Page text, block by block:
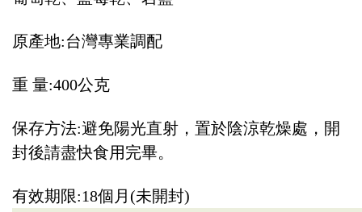
原產地:台灣專業調配
重 量:400公克
保存方法:避免陽光直射，置於陰涼乾燥處，開
封後請盡快食用完畢。
有效期限:18個月(未開封)